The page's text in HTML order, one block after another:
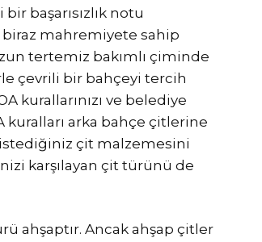
başarısızlık notu
mahremiyete sahip
tertemiz bakımlı çiminde
çevrili bir bahçeyi tercih
kurallarınızı ve belediye
arka bahçe çitlerine
çit malzemesini
karşılayan çit türünü de
ahşaptır. Ancak ahşap çitler